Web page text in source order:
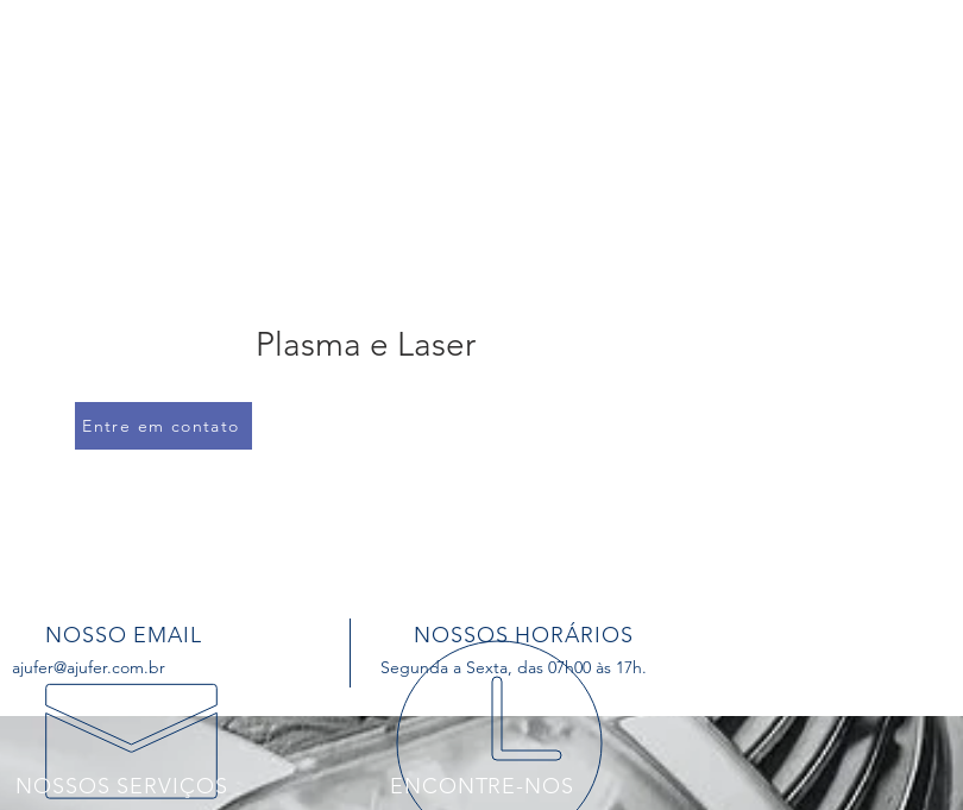
Plasma e Laser
Entre em contato
NOSSO EMAIL
ajufer@ajufer.com.br
NOSSOS HORÁRIOS
Segunda a Sexta, das 07h00 às 17h.
NOSSOS SERVIÇOS ENCONTRE-NOS